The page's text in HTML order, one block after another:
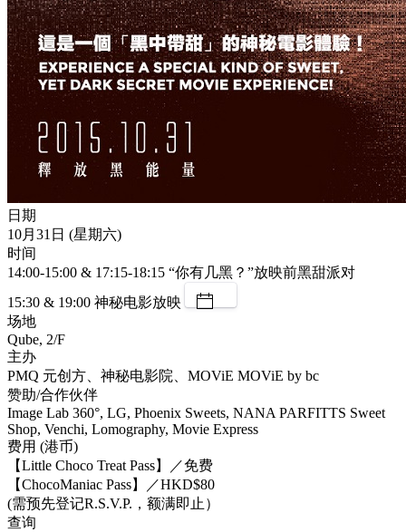
日期
10月31日 (星期六)
时间
14:00-15:00 & 17:15-18:15 “你有几黑？”放映前黑甜派对
15:30 & 19:00 神秘电影放映
场地
Qube, 2/F
主办
PMQ 元创方、神秘电影院、MOViE MOViE by bc
赞助/合作伙伴
Image Lab 360°, LG, Phoenix Sweets, NANA PARFITTS Sweet
Shop, Venchi, Lomography, Movie Express
费用 (港币)
【Little Choco Treat Pass】／免费
【ChocoManiac Pass】／HKD$80
(需预先登记R.S.V.P.，额满即止）
查询